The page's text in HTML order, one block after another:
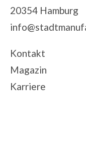
20354 Hamburg
Kontakt
Magazin
Karriere